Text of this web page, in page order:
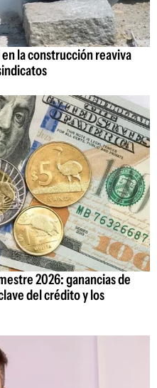
la construcción reaviva
2026: ganancias de
del crédito y los